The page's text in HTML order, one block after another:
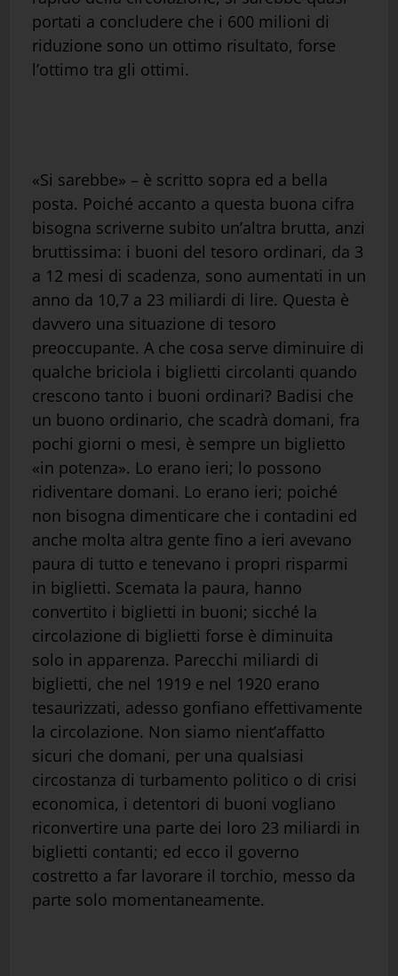
portati a concludere che i 600 milioni di
riduzione sono un ottimo risultato, forse
l’ottimo tra gli ottimi.
«Si sarebbe» – è scritto sopra ed a bella
posta. Poiché accanto a questa buona cifra
bisogna scriverne subito un’altra brutta, anzi
bruttissima: i buoni del tesoro ordinari, da 3
a 12 mesi di scadenza, sono aumentati in un
anno da 10,7 a 23 miliardi di lire. Questa è
davvero una situazione di tesoro
preoccupante. A che cosa serve diminuire di
qualche briciola i biglietti circolanti quando
crescono tanto i buoni ordinari? Badisi che
un buono ordinario, che scadrà domani, fra
pochi giorni o mesi, è sempre un biglietto
«in potenza». Lo erano ieri; lo possono
ridiventare domani. Lo erano ieri; poiché
non bisogna dimenticare che i contadini ed
anche molta altra gente fino a ieri avevano
paura di tutto e tenevano i propri risparmi
in biglietti. Scemata la paura, hanno
convertito i biglietti in buoni; sicché la
circolazione di biglietti forse è diminuita
solo in apparenza. Parecchi miliardi di
biglietti, che nel 1919 e nel 1920 erano
tesaurizzati, adesso gonfiano effettivamente
la circolazione. Non siamo nient’affatto
sicuri che domani, per una qualsiasi
circostanza di turbamento politico o di crisi
economica, i detentori di buoni vogliano
riconvertire una parte dei loro 23 miliardi in
biglietti contanti; ed ecco il governo
costretto a far lavorare il torchio, messo da
parte solo momentaneamente.